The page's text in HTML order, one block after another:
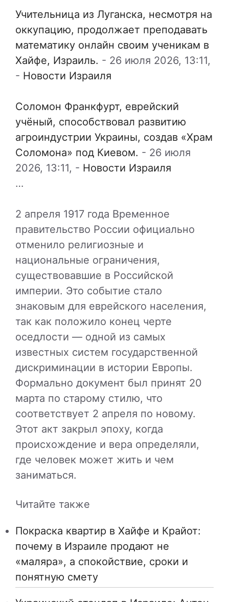
Учительница из Луганска, несмотря на
оккупацию, продолжает преподавать
математику онлайн своим ученикам в
Хайфе, Израиль. - 26 июля 2026, 13:11,
- Новости Израиля
Соломон Франкфурт, еврейский
учёный, способствовал развитию
агроиндустрии Украины, создав «Храм
Соломона» под Киевом. - 26 июля
2026, 13:11, - Новости Израиля
…
2 апреля 1917 года Временное
правительство России официально
отменило религиозные и
национальные ограничения,
существовавшие в Российской
империи. Это событие стало
знаковым для еврейского населения,
так как положило конец черте
оседлости — одной из самых
известных систем государственной
дискриминации в истории Европы.
Формально документ был принят 20
марта по старому стилю, что
соответствует 2 апреля по новому.
Этот акт закрыл эпоху, когда
происхождение и вера определяли,
где человек может жить и чем
заниматься.
Читайте также
Покраска квартир в Хайфе и Крайот:
почему в Израиле продают не
«маляра», а спокойствие, сроки и
понятную смету